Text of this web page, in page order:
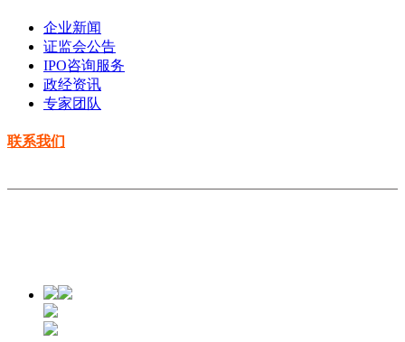
企业新闻
证监会公告
IPO咨询服务
政经资讯
专家团队
联系我们